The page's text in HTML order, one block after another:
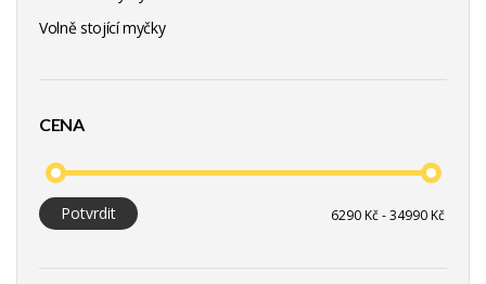
Volně stojící myčky
CENA
Potvrdit